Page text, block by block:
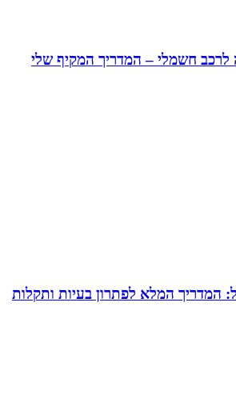
חשמלי – המדריך המקיף שלי
המדריך המלא לפתרון בעיות ותקלות